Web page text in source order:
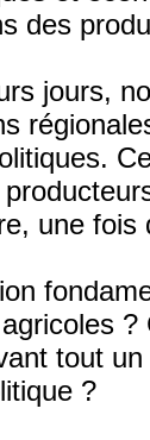
des
jours,
une fois
tout
?